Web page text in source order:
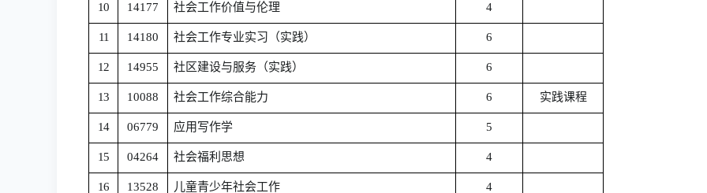
10 14177 社会工作价值与伦理 4
11 14180 社会工作专业实习（实践） 6
12 14955 社区建设与服务 （实践） 6
13 10088 社会工作综合能力 6 实践课程
14 06779 应用写作学 5
15 04264 社会福利思想 4
16 13528 儿童青少年社会工作 4